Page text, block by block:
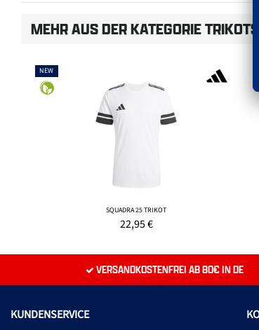
MEHR AUS DER KATEGORIE TRIKOTS
NEW
SQUADRA 25 TRIKOT
22,95€
VERSANDKOSTENFREI AB 80€ IN DE
KUNDENSERVICE